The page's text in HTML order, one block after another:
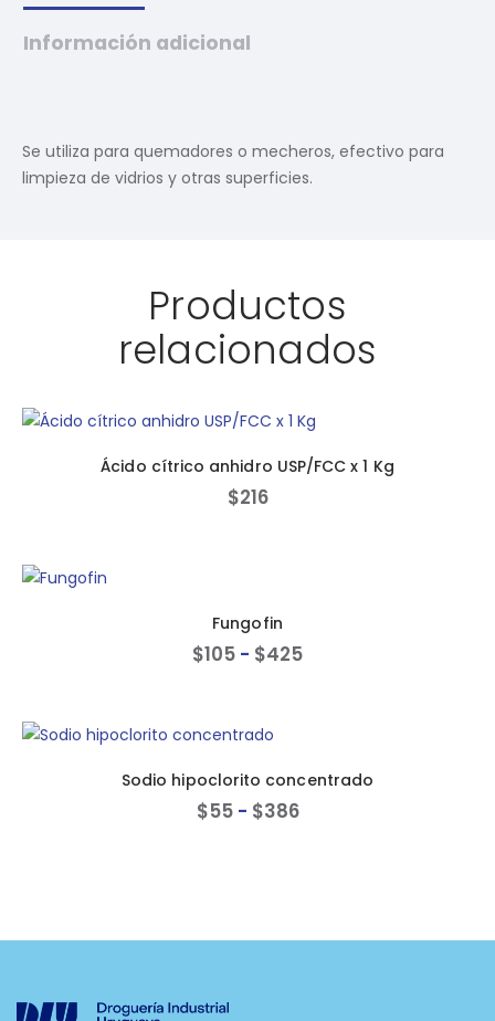
Información adicional
Se utiliza para quemadores o mecheros, efectivo para
limpieza de vidrios y otras superficies.
Productos
relacionados
Ácido cítrico anhidro USP/FCC x 1 Kg
$216
Fungofin
$105 - $425
Sodio hipoclorito concentrado
$55 - $386